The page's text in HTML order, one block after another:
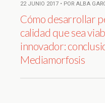
22 JUNIO 2017 • POR ALBA
Cómo desarrollar
calidad que sea
innovador:
Mediamorfosis